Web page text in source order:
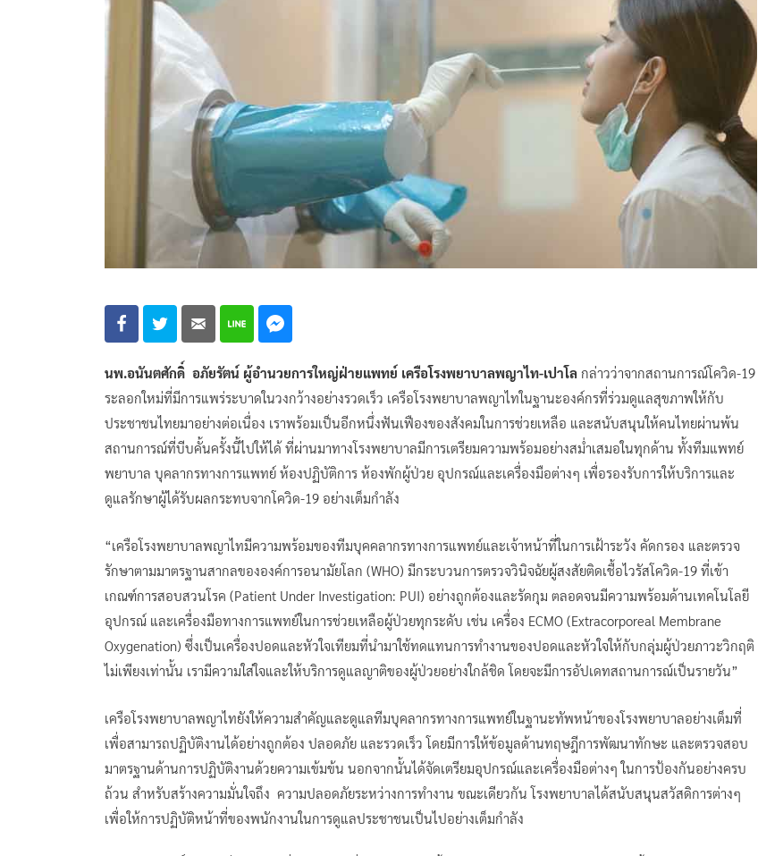
นพ.อนันตศักดิ์ อภัยรัตน์ ผู้อำนวยการใหญ่ฝ่ายแพทย์ เครือโรงพยาบาลพญาไท-เปาโล กล่าวว่าจากสถานการณ์โควิด-19
ระลอกใหม่ที่มีการแพร่ระบาดในวงกว้างอย่างรวดเร็ว เครือโรงพยาบาลพญาไทในฐานะองค์กรที่ร่วมดูแลสุขภาพให้กับ
ประชาชนไทยมาอย่างต่อเนื่อง เราพร้อมเป็นอีกหนึ่งฟันเฟืองของสังคมในการช่วยเหลือ และสนับสนุนให้คนไทยผ่านพ้น
สถานการณ์ที่บีบคั้นครั้งนี้ไปให้ได้ ที่ผ่านมาทางโรงพยาบาลมีการเตรียมความพร้อมอย่างสม่ำเสมอในทุกด้าน ทั้งทีมแพทย์
พยาบาล บุคลากรทางการแพทย์ ห้องปฏิบัติการ ห้องพักผู้ป่วย อุปกรณ์และเครื่องมือต่างๆ เพื่อรองรับการให้บริการและ
ดูแลรักษาผู้ได้รับผลกระทบจากโควิด-19 อย่างเต็มกำลัง
“เครือโรงพยาบาลพญาไทมีความพร้อมของทีมบุคคลากรทางการแพทย์และเจ้าหน้าที่ในการเฝ้าระวัง คัดกรอง และตรวจ
รักษาตามมาตรฐานสากลขององค์การอนามัยโลก (WHO) มีกระบวนการตรวจวินิจฉัยผู้สงสัยติดเชื้อไวรัสโควิด-19 ที่เข้า
เกณฑ์การสอบสวนโรค (Patient Under Investigation: PUI) อย่างถูกต้องและรัดกุม ตลอดจนมีความพร้อมด้านเทคโนโลยี
อุปกรณ์ และเครื่องมือทางการแพทย์ในการช่วยเหลือผู้ป่วยทุกระดับ เช่น เครื่อง ECMO (Extracorporeal Membrane
Oxygenation) ซึ่งเป็นเครื่องปอดและหัวใจเทียมที่นำมาใช้ทดแทนการทำงานของปอดและหัวใจให้กับกลุ่มผู้ป่วยภาวะวิกฤติ
ไม่เพียงเท่านั้น เรามีความใส่ใจและให้บริการดูแลญาติของผู้ป่วยอย่างใกล้ชิด โดยจะมีการอัปเดทสถานการณ์เป็นรายวัน”
เครือโรงพยาบาลพญาไทยังให้ความสำคัญและดูแลทีมบุคลากรทางการแพทย์ในฐานะทัพหน้าของโรงพยาบาลอย่างเต็มที่
เพื่อสามารถปฏิบัติงานได้อย่างถูกต้อง ปลอดภัย และรวดเร็ว โดยมีการให้ข้อมูลด้านทฤษฎีการพัฒนาทักษะ และตรวจสอบ
มาตรฐานด้านการปฏิบัติงานด้วยความเข้มข้น นอกจากนั้นได้จัดเตรียมอุปกรณ์และเครื่องมือต่างๆ ในการป้องกันอย่างครบ
ถ้วน สำหรับสร้างความมั่นใจถึง ความปลอดภัยระหว่างการทำงาน ขณะเดียวกัน โรงพยาบาลได้สนับสนุนสวัสดิการต่างๆ
เพื่อให้การปฏิบัติหน้าที่ของพนักงานในการดูแลประชาชนเป็นไปอย่างเต็มกำลัง